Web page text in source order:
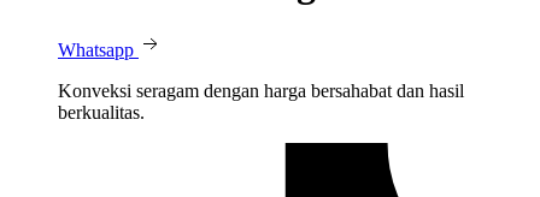
Whatsapp
Konveksi seragam dengan harga bersahabat dan hasil
berkualitas.